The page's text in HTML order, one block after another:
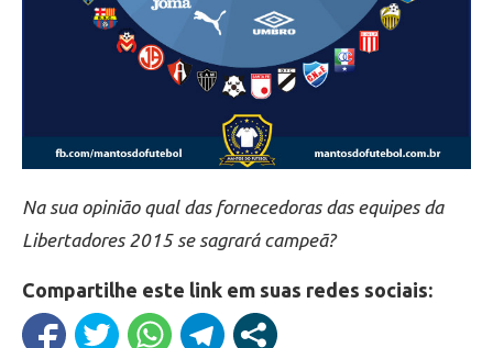
Na sua opinião qual das fornecedoras das equipes da
Libertadores 2015 se sagrará campeã?
Compartilhe este link em suas redes sociais: